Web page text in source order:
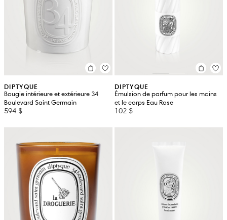
DIPTYQUE
Bougie intérieure et extérieure 34
Boulevard Saint Germain
594 $
DIPTYQUE
Émulsion de parfum pour les mains
et le corps Eau Rose
102 $